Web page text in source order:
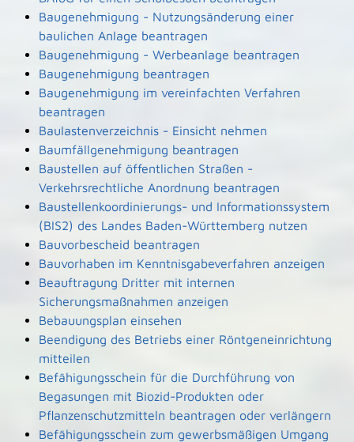
Baugenehmigung - Nutzungsänderung einer
baulichen Anlage beantragen
Baugenehmigung - Werbeanlage beantragen
Baugenehmigung beantragen
Baugenehmigung im vereinfachten Verfahren
beantragen
Baulastenverzeichnis - Einsicht nehmen
Baumfällgenehmigung beantragen
Baustellen auf öffentlichen Straßen -
Verkehrsrechtliche Anordnung beantragen
Baustellenkoordinierungs- und Informationssystem
(BIS2) des Landes Baden-Württemberg nutzen
Bauvorbescheid beantragen
Bauvorhaben im Kenntnisgabeverfahren anzeigen
Beauftragung Dritter mit internen
Sicherungsmaßnahmen anzeigen
Bebauungsplan einsehen
Beendigung des Betriebs einer Röntgeneinrichtung
mitteilen
Befähigungsschein für die Durchführung von
Begasungen mit Biozid-Produkten oder
Pflanzenschutzmitteln beantragen oder verlängern
Befähigungsschein zum gewerbsmäßigen Umgang